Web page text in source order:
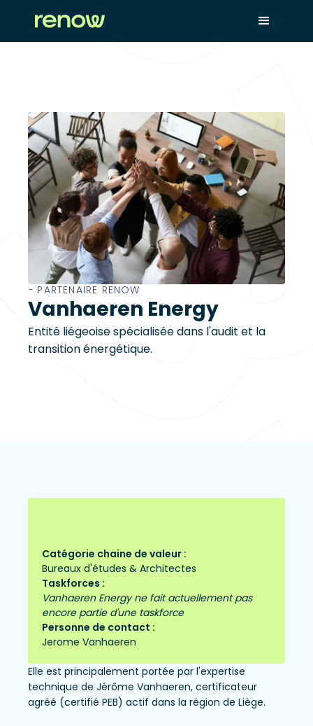
− PARTENAIRE RENOW
Vanhaeren Energy
Entité liégeoise spécialisée dans l'audit et la
transition énergétique.
Elle est principalement portée par l'expertise
technique de Jérôme Vanhaeren, certificateur
agréé (certifié PEB) actif dans la région de Liège.
Catégorie chaine de valeur :
Bureaux d'études & Architectes
Taskforces :
Vanhaeren Energy ne fait actuellement pas
encore partie d'une taskforce
Personne de contact :
Jerome Vanhaeren